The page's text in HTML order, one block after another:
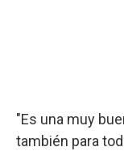
"Es una muy
también para